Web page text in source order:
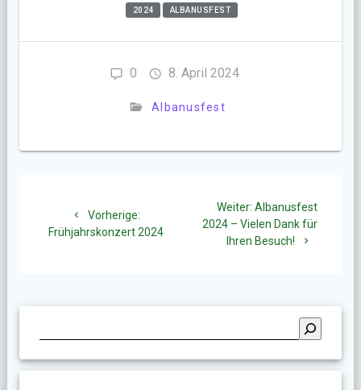
2024 ALBANUSFEST
0 8. April 2024
Albanusfest
Vorherige:
Beitrag:
Frühjahrskonzert 2024
Weiter: Nächster
Beitrag:
Albanusfest
2024 – Vielen Dank für
Ihren Besuch!